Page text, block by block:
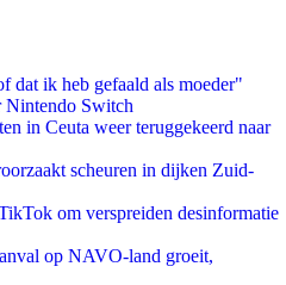
dat ik heb gefaald als moeder"
Nintendo Switch
in Ceuta weer teruggekeerd naar
scheuren in dijken Zuid-
om verspreiden desinformatie
op NAVO-land groeit,